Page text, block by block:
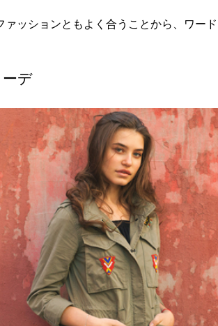
ッションともよく合うことから、ワー
デ